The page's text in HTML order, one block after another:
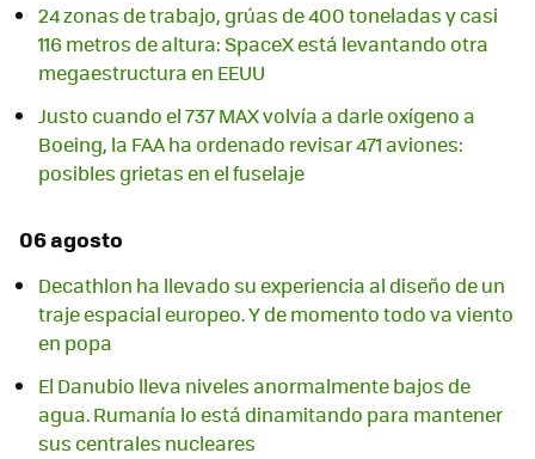
24 zonas de trabajo, grúas de 400 toneladas y casi
116 metros de altura: SpaceX está levantando otra
megaestructura en EEUU
Justo cuando el 737 MAX volvía a darle oxígeno a
Boeing, la FAA ha ordenado revisar 471 aviones:
posibles grietas en el fuselaje
06 agosto
Decathlon ha llevado su experiencia al diseño de un
traje espacial europeo. Y de momento todo va viento
en popa
El Danubio lleva niveles anormalmente bajos de
agua. Rumanía lo está dinamitando para mantener
sus centrales nucleares